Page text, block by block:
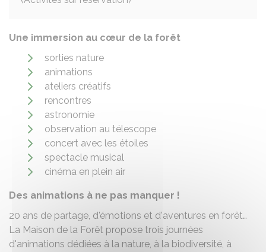
Une immersion au cœur de la forêt
sorties nature
animations
ateliers créatifs
rencontres
astronomie
observation au télescope
concert avec les étoiles
spectacle musical
cinéma en plein air
Des animations à ne pas manquer !
20 ans de partage, d'émotions et d'aventures en forêt…
La Maison de la Forêt propose trois journées
d'animations dédiées à la nature, à la biodiversité, à